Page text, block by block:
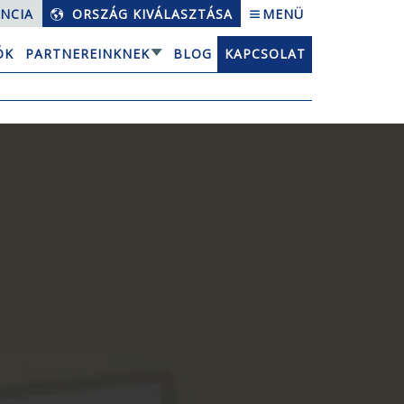
ORSZÁG KIVÁLASZTÁSA MENÜ
PARTNEREINKNEK BLOG
KAPCSOLAT